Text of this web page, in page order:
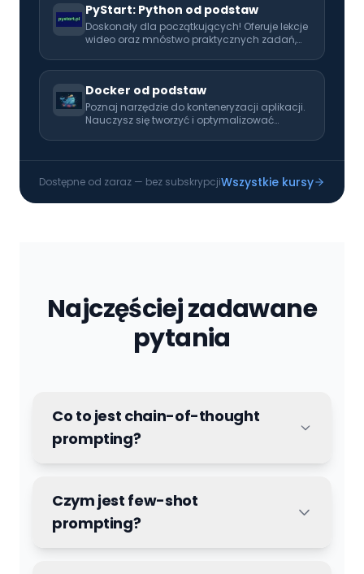
PyStart: Python od podstaw
Doskonały dla początkujących! Oferuje lekcje
wideo oraz mnóstwo praktycznych zadań,
Docker od podstaw
Poznaj narzędzie do konteneryzacji aplikacji.
Nauczysz się tworzyć i optymalizować
Docker Compose. Poznasz praktyczne wzorce
Dostępne od zaraz — bez subskrypcjiWszystkie kursy
Najczęściej zadawane
pytania
Co to jest chain-of-thought
prompting?
Czym jest few-shot
prompting?